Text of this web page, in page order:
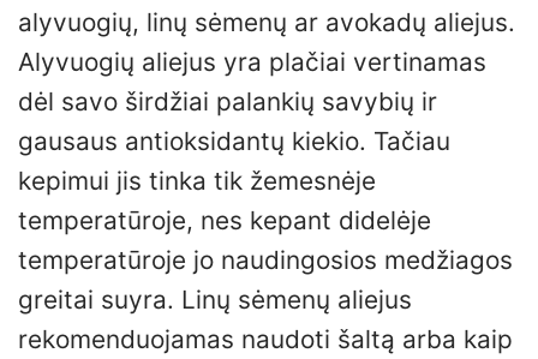
alyvuogių, linų sėmenų ar avokadų aliejus.
Alyvuogių aliejus yra plačiai vertinamas
dėl savo širdžiai palankių savybių ir
gausaus antioksidantų kiekio. Tačiau
kepimui jis tinka tik žemesnėje
temperatūroje, nes kepant didelėje
temperatūroje jo naudingosios medžiagos
greitai suyra. Linų sėmenų aliejus
rekomenduojamas naudoti šaltą arba kaip